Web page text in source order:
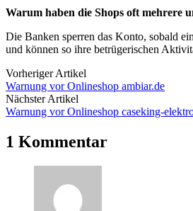
Warum haben die Shops oft mehrere
Die Banken sperren das Konto, sobald
und können so ihre betrügerischen
Vorheriger Artikel
Warnung vor Onlineshop ambiar.de
Nächster Artikel
Warnung vor Onlineshop caseking-
1 Kommentar